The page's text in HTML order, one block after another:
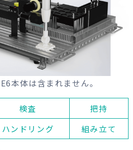
本体は含まれません。
検査
把持
ハンドリング 組み立て